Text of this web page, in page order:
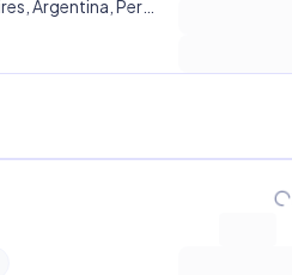
progress_activity